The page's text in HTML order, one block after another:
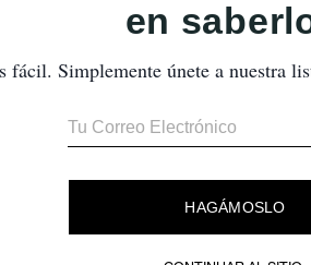
Twin Turnlock Waverly Bag